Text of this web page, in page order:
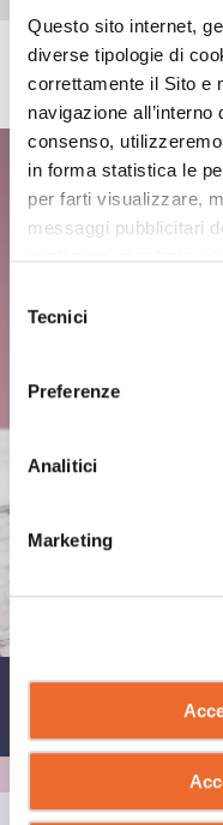
Questo sito internet,
diverse tipologie di
correttamente il Sito e
navigazione
consenso,
in forma statistica le
per farti visualizzare,
messaggi pubblicitari
delTecnici
Preferenze
Analitici
Marketing
RICETTE CON QUESTO
BLUEBERRY TEA